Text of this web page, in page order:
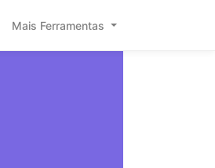
Mais Ferramentas